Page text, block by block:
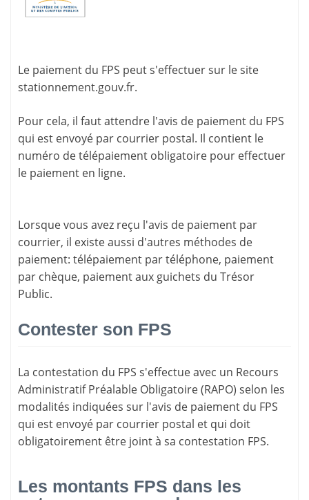
Le paiement du FPS peut s'effectuer sur le site
stationnement.gouv.fr.
Pour cela, il faut attendre l'avis de paiement du FPS
qui est envoyé par courrier postal. Il contient le
numéro de télépaiement obligatoire pour effectuer
le paiement en ligne.
Lorsque vous avez reçu l'avis de paiement par
courrier, il existe aussi d'autres méthodes de
paiement: télépaiement par téléphone, paiement
par chèque, paiement aux guichets du Trésor
Public.
Contester son FPS
La contestation du FPS s'effectue avec un Recours
Administratif Préalable Obligatoire (RAPO) selon les
modalités indiquées sur l'avis de paiement du FPS
qui est envoyé par courrier postal et qui doit
obligatoirement être joint à sa contestation FPS.
Les montants FPS dans les